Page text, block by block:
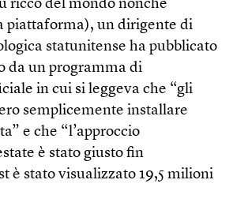
ricco del mondo nonché
piattaforma), un dirigente di
statunitense ha pubblicato
da un programma di
in cui si leggeva che “gli
semplicemente installare
e che “l’approccio
è stato giusto fin
è stato visualizzato 19,5 milioni